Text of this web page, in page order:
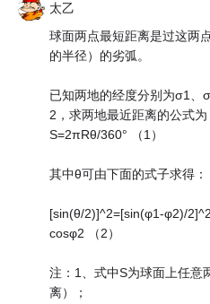
太乙
球面两点最短距离是过这两
的半径）的劣弧。
已知两地的经度分别为σ1、
2，求两地最近距离的公式为
S=2πRθ/360° （1）
其中θ可由下面的式子求得：
[sin(θ/2)]^2=[sin(φ1-φ2)/
cosφ2 （2）
注：1、式中S为球面上任意
离）；